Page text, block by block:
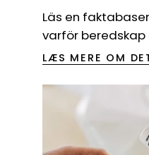
Läs en
varför beredskap
LÆS MERE OM